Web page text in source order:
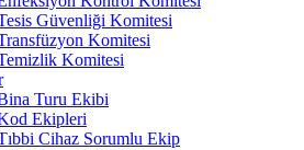
Güvenliği Komitesi
Komitesi
Komitesi
Turu Ekibi
Ekipleri
Cihaz Sorumlu Ekip